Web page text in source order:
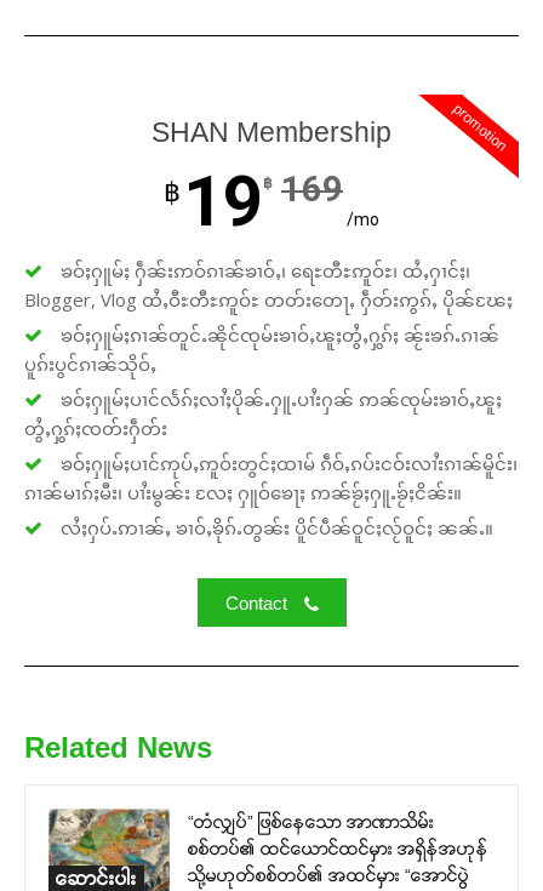
promotion
SHAN Membership
฿ 19 ฿ 169
/mo
ၶဝ်ႈႁူမ်ႈ ႁဵၼ်းဢဝ်ၵၢၼ်ၶၢဝ်ႇ၊ ရေႊတီႊဢူဝ်ႊ၊ ထႆႇႁၢင်ႈ၊
Blogger, Vlog ထႆႇဝီႊတီႊဢူဝ်ႊ တတ်းတေႃႇ ႁဵတ်းဢွၵ်ႇ ပိုၼ်ၽႄႈ
ၶဝ်ႈႁူမ်ႈၵၢၼ်တူင်ႉၼိုင်ၸုမ်းၶၢဝ်ႇၽူႈတွႆႇႁွၵ်ႈ ၼႂ်းၶၵ်ႉၵၢၼ်
ပူၵ်းပွင်ၵၢၼ်သိုဝ်ႇ
ၶဝ်ႈႁူမ်ႈပၢင်လႅၵ်ႈလၢႆႈပိုၼ်ႉႁူႉပၢႆးႁၼ် ဢၼ်ၸုမ်းၶၢဝ်ႇၽူႈ
တွႆႇႁွၵ်ႈၸတ်းႁဵတ်း
ၶဝ်ႈႁူမ်ႈပၢင်ဢုပ်ႇဢူဝ်းတွင်ႈထၢမ် ၵဵဝ်ႇၵပ်းငဝ်းလၢႆးၵၢၼ်မိူင်း၊
ၵၢၼ်မၢၵ်ႈမီး၊ ပၢႆးမွၼ်း လႄႈ ႁူဝ်ၶေႃႈ ဢၼ်ၶႂ်ႈႁူႉၶႂ်ႈငိၼ်း။
လႆႈႁပ်ႉဢၢၼ်ႇ ၶၢဝ်ႇၶိုၵ်ႉတွၼ်း ပိူင်ပဵၼ်ဝူင်ႈလႂ်ဝူင်ႈ ၼၼ်ႉ။
Contact
Related News
ဆောင်းပါး
“တံလျှပ်” ဖြစ်နေသော အာဏာသိမ်း
စစ်တပ်၏ ထင်ယောင်ထင်မှား အရှိန်အဟုန်
သို့မဟုတ်စစ်တပ်၏ အထင်မှား “အောင်ပွဲ